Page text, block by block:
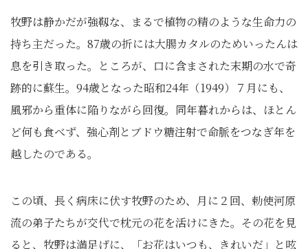
牧野は静かだが強靱な、まるで植物の精のような生命力の
持ち主だった。87歳の折には大腸カタルのためいったんは
息を引き取った。ところが、口に含まされた末期の水で奇
跡的に蘇生。94歳となった昭和24年（1949）７月にも、
風邪から重体に陥りながら回復。同年暮れからは、ほとん
ど何も食べず、強心剤とブドウ糖注射で命脈をつなぎ年を
越したのである。
この頃、長く病床に伏す牧野のため、月に２回、勅使河原
流の弟子たちが交代で枕元の花を活けにきた。その花を見
ると、牧野は満足げに、「お花はいつも、きれいだ」と呟